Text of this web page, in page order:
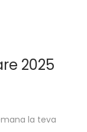
2025
la teva